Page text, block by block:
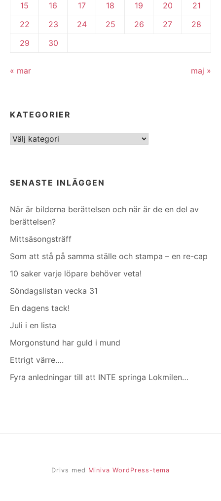
15
16 17 18 19 20
21
22
23 24 25 26 27
28
29
30
« mar maj »
KATEGORIER
Kategorier
SENASTE INLÄGGEN
När är bilderna berättelsen och när är de en del av
berättelsen?
Mittsäsongsträff
Som att stå på samma ställe och stampa – en re-cap
10 saker varje löpare behöver veta!
Söndagslistan vecka 31
En dagens tack!
Juli i en lista
Morgonstund har guld i mund
Ettrigt värre….
Fyra anledningar till att INTE springa Lokmilen…
Drivs med Miniva WordPress-tema